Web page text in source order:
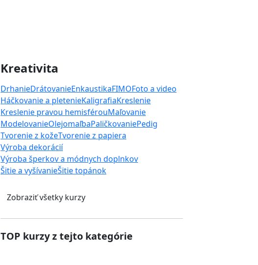
Kreativita
DrhanieDrátovanieEnkaustikaFIMOFoto a video
Háčkovanie a pletenieKaligrafiaKreslenie
Kreslenie pravou hemisférouMaľovanie
ModelovanieOlejomaľbaPaličkovaniePedig
Tvorenie z kožeTvorenie z papiera
Výroba dekorácií
Výroba šperkov a módnych doplnkov
Šitie a vyšívanieŠitie topánok
Zobraziť všetky kurzy
TOP kurzy z tejto kategórie